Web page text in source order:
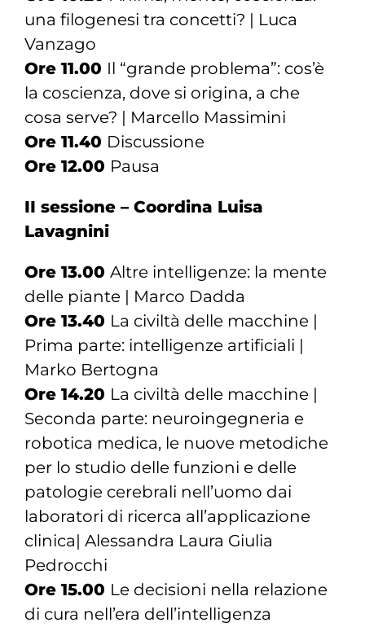
una filogenesi tra concetti? | Luca
Vanzago
Ore 11.00 Il “grande problema”: cos’è
la coscienza, dove si origina, a che
cosa serve? | Marcello Massimini
Ore 11.40 Discussione
Ore 12.00 Pausa
II sessione – Coordina Luisa
Lavagnini
Ore 13.00 Altre intelligenze: la mente
delle piante | Marco Dadda
Ore 13.40 La civiltà delle macchine |
Prima parte: intelligenze artificiali |
Marko Bertogna
Ore 14.20 La civiltà delle macchine |
Seconda parte: neuroingegneria e
robotica medica, le nuove metodiche
per lo studio delle funzioni e delle
patologie cerebrali nell’uomo dai
laboratori di ricerca all’applicazione
clinica| Alessandra Laura Giulia
Pedrocchi
Ore 15.00 Le decisioni nella relazione
di cura nell’era dell’intelligenza